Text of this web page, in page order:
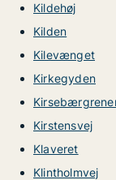
Kildehøj
Kilden
Kilevænget
Kirkegyden
Kirstensvej
Klaveret
Klintholmvej